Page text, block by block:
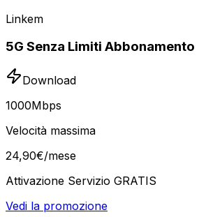
Linkem
5G Senza Limiti Abbonamento
Download
1000Mbps
Velocità massima
24,90€/mese
Attivazione Servizio GRATIS
Vedi la promozione